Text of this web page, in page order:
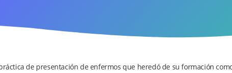
de presentación de enfermos que heredó de su formación